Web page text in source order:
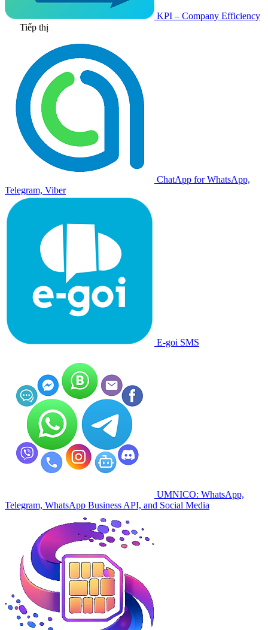
KPI – Company Efficiency
Tiếp thị
ChatApp for WhatsApp,
Telegram, Viber
E-goi SMS
UMNICO: WhatsApp,
Telegram, WhatsApp Business API, and Social Media